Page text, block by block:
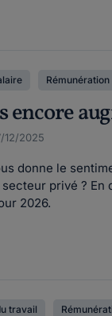
Rémunération
12/2025
donne le
privé ?
2026.
travail